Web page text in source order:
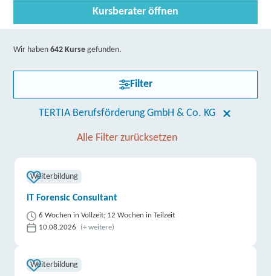
Kursberater öffnen
Wir haben642 Kurse gefunden.
Filter
TERTIA Berufsförderung GmbH & Co. KG
Alle Filter zurücksetzen
Weiterbildung
IT Forensic Consultant
6 Wochen in Vollzeit; 12 Wochen in Teilzeit
10.08.2026
(+ weitere)
Weiterbildung